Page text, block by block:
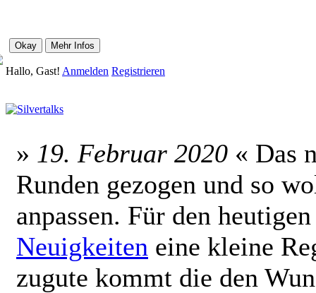
Hallo, Gast! Anmelden Registrieren
» 19. Februar 2020 « Das
Runden gezogen und so
anpassen. Für den
Neuigkeiten eine kleine
zugute kommt die den